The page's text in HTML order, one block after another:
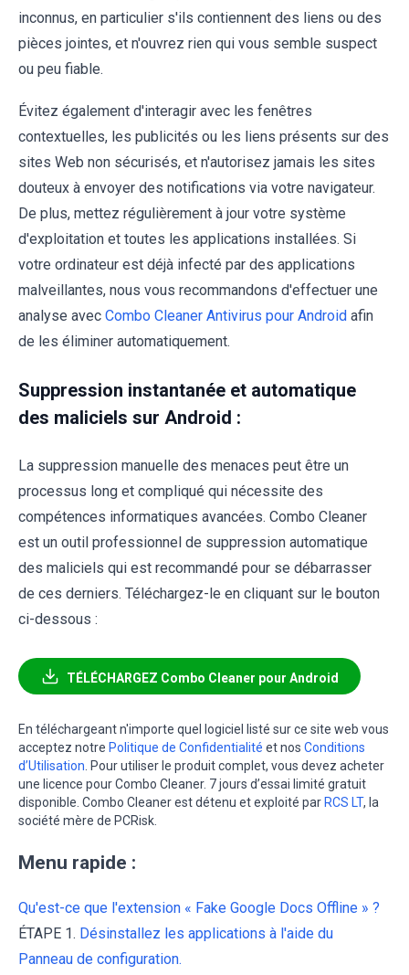
inconnus, en particulier s'ils contiennent des liens ou des
pièces jointes, et n'ouvrez rien qui vous semble suspect
ou peu fiable.
Évitez également d'interagir avec les fenêtres
contextuelles, les publicités ou les liens présents sur des
sites Web non sécurisés, et n'autorisez jamais les sites
douteux à envoyer des notifications via votre navigateur.
De plus, mettez régulièrement à jour votre système
d'exploitation et toutes les applications installées. Si
votre ordinateur est déjà infecté par des applications
malveillantes, nous vous recommandons d'effectuer une
analyse avec Combo Cleaner Antivirus pour Android afin
de les éliminer automatiquement.
Suppression instantanée et automatique
des maliciels sur Android :
La suppression manuelle des menaces peut être un
processus long et compliqué qui nécessite des
compétences informatiques avancées. Combo Cleaner
est un outil professionnel de suppression automatique
des maliciels qui est recommandé pour se débarrasser
de ces derniers. Téléchargez-le en cliquant sur le bouton
ci-dessous :
TÉLÉCHARGEZ Combo Cleaner pour Android
En téléchargeant n'importe quel logiciel listé sur ce site web vous
acceptez notre Politique de Confidentialité et nos Conditions
d’Utilisation. Pour utiliser le produit complet, vous devez acheter
une licence pour Combo Cleaner. 7 jours d’essai limité gratuit
disponible. Combo Cleaner est détenu et exploité par RCS LT, la
société mère de PCRisk.
Menu rapide :
Qu'est-ce que l'extension « Fake Google Docs Offline » ?
ÉTAPE 1. Désinstallez les applications à l'aide du
Panneau de configuration.